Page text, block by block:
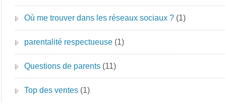
Où me trouver dans les réseaux sociaux ? (1)
parentalité respectueuse (1)
Questions de parents (11)
Top des ventes (1)